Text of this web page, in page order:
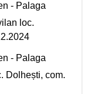
- Palaga
loc.
- Palaga
Dolhești, com.